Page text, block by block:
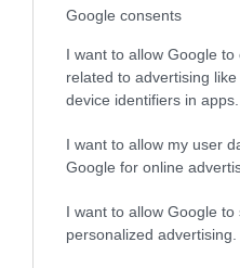
Google consents
I want to allow Google to
related to advertising
device identifiers in apps.
I want to allow my user
Google for online
I want to allow Google to
personalized advertising.
Η ΣΤΗΛΗ ΜΑΣ